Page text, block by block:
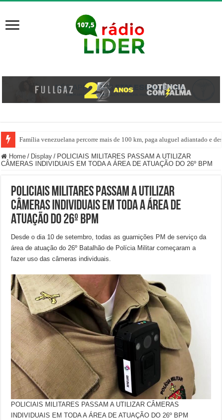
Família venezuelana percorre mais de 100 km, paga aluguel adiantado e
Centro de ciclone fica sobre o oceano e não atinge diretamente SC,
Home / Display / POLICIAIS MILITARES PASSAM A UTILIZAR
CÂMERAS INDIVIDUAIS EM TODA A ÁREA DE ATUAÇÃO DO 26º BPM
POLICIAIS MILITARES PASSAM A UTILIZAR
CÂMERAS INDIVIDUAIS EM TODA A ÁREA DE
ATUAÇÃO DO 26º BPM
Desde o dia 10 de setembro, todas as guarnições PM de serviço da
área de atuação do 26º Batalhão de Polícia Militar começaram a
fazer uso das câmeras individuais.
POLICIAIS MILITARES PASSAM A UTILIZAR CÂMERAS
INDIVIDUAIS EM TODA A ÁREA DE ATUAÇÃO DO 26º BPM